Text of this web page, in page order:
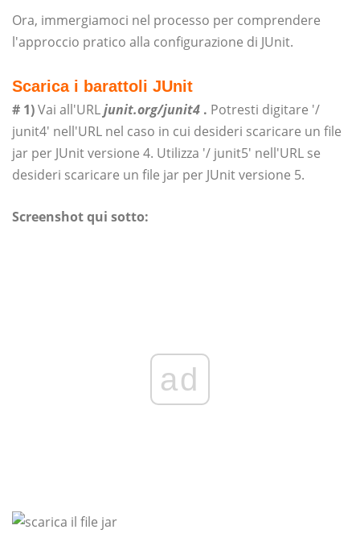
Ora, immergiamoci nel processo per comprendere
l'approccio pratico alla configurazione di JUnit.
Scarica i barattoli JUnit
# 1)Vai all'URLjunit.org/junit4 . Potresti digitare '/
junit4' nell'URL nel caso in cui desideri scaricare un file
jar per JUnit versione 4. Utilizza '/ junit5' nell'URL se
desideri scaricare un file jar per JUnit versione 5.
Screenshot qui sotto:
ad